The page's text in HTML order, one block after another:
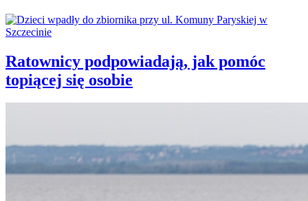
Ratownicy podpowiadają, jak pomóc
topiącej się osobie